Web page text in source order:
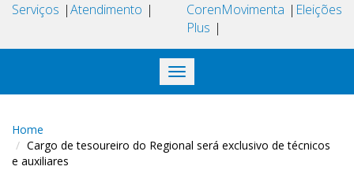
Serviços Atendimento
Coren
Plus
Movimenta Eleições
Toggle
navigation
Home
Cargo de tesoureiro do Regional será exclusivo de técnicos
e auxiliares